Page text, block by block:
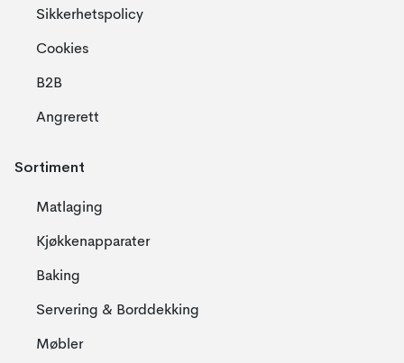
Sikkerhetspolicy
Cookies
B2B
Angrerett
Sortiment
Matlaging
Kjøkkenapparater
Baking
Servering & Borddekking
Møbler